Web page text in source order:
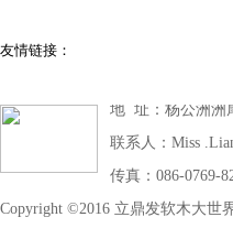
友情链接：
地 址：杨公洲洲
联系人：Miss
传真：086-0769-
Copyright ©2016 立鼎发软木大